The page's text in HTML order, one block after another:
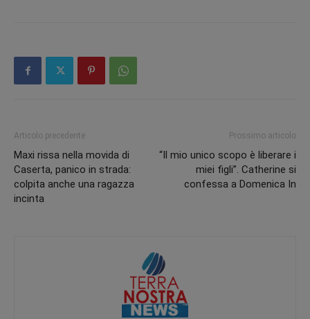
Articolo precedente
Maxi rissa nella movida di
Caserta, panico in strada:
colpita anche una ragazza
incinta
Prossimo articolo
“Il mio unico scopo è liberare i
miei figli”. Catherine si
confessa a Domenica In